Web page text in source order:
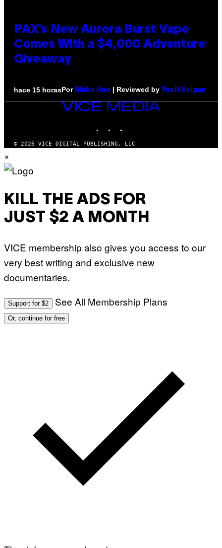
PAX’s New Aurora Burst Vape
Comes With a $4,000 Adventure
Giveaway
hace 15 horasPor Maha Haq | Reviewed by Ysolt Usigan
VICE
© 2026 VICE DIGITAL PUBLISHING, LLC
×
KILL THE ADS FOR
JUST $2 A MONTH
VICE membership also gives you access to our
very best writing and exclusive new
documentaries.
Support for $2 See All Membership Plans
Or, continue for free